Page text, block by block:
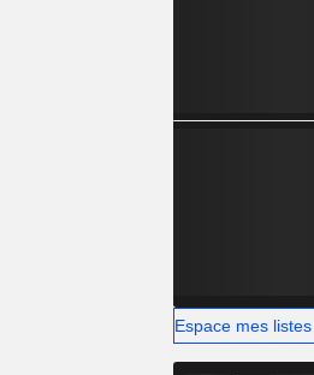
Espace mes listes